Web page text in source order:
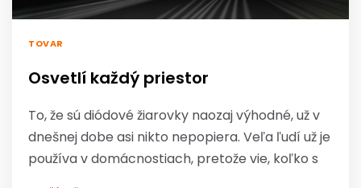
TOVAR
Osvetlí každý priestor
To, že sú diódové žiarovky naozaj výhodné, už v
dnešnej dobe asi nikto nepopiera. Veľa ľudí už je
používa v domácnostiach, pretože vie, koľko s